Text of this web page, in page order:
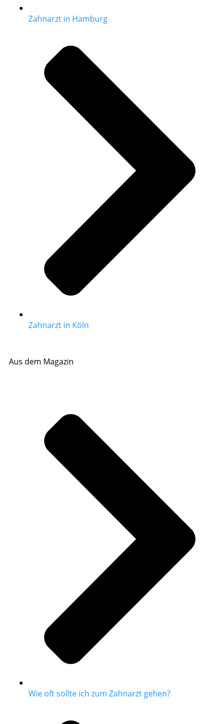
Zahnarzt in Hamburg
Zahnarzt in Köln
Aus dem Magazin
Wie oft sollte ich zum Zahnarzt gehen?